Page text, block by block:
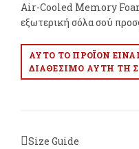
Air-Cooled Memory
εξωτερική σόλα σού
ΑΥΤΌ ΤΟ ΠΡΟΪΌΝ
ΔΙΑΘΈΣΙΜΟ ΑΥΤΉ ΤΗ
Size Guide